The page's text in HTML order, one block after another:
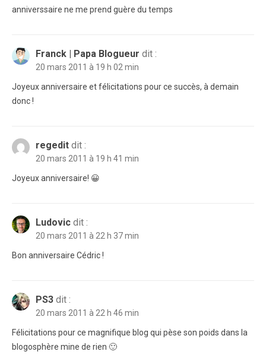
anniverssaire ne me prend guère du temps
Franck | Papa Blogueur dit :
20 mars 2011 à 19 h 02 min
Joyeux anniversaire et félicitations pour ce succès, à demain
donc !
regedit dit :
20 mars 2011 à 19 h 41 min
Joyeux anniversaire! 😀
Ludovic dit :
20 mars 2011 à 22 h 37 min
Bon anniversaire Cédric !
PS3 dit :
20 mars 2011 à 22 h 46 min
Félicitations pour ce magnifique blog qui pèse son poids dans la
blogosphère mine de rien 🙂